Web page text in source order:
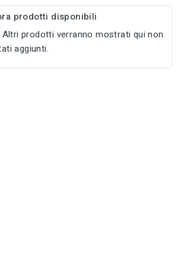
prodotti disponibili
prodotti verranno mostrati qui non
aggiunti.